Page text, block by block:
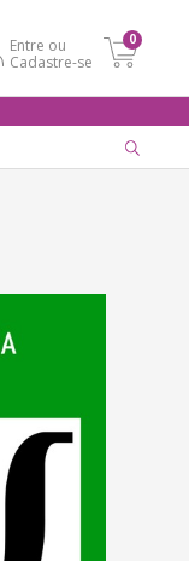
Entre ou
Cadastre-se
0